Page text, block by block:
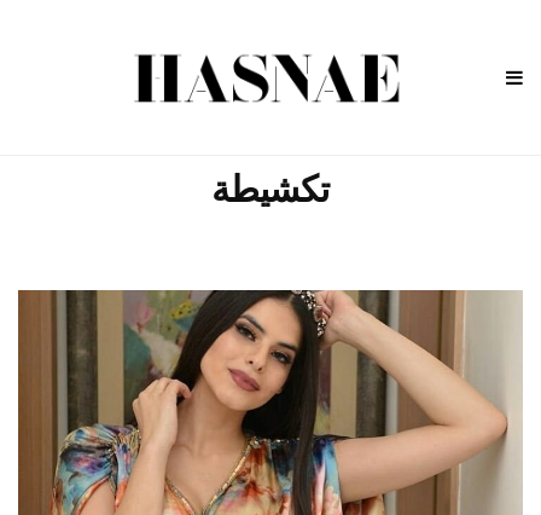
تكشيطة